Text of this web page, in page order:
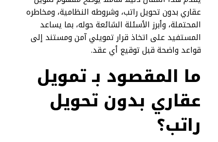
عقاري بدون تحويل راتب، وشروطه النظامية، ومخاطره
المحتملة، وأبرز الأسئلة الشائعة حوله، بما يساعد
المستفيد على اتخاذ قرار تمويلي آمن ومستند إلى
قواعد واضحة قبل توقيع أي عقد.
ما المقصود بـ تمويل
عقاري بدون تحويل
راتب؟​